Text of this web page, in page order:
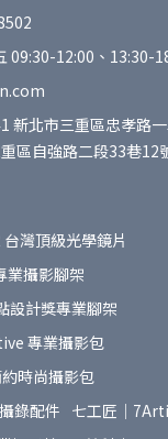
09:30-12:00、13:30-
新北市三重區忠孝
區自強路二段33巷12
灣頂級光學鏡片
業攝影腳架
設計獎專業腳架
專業攝影包
時尚攝影包
錄配件 七工匠｜